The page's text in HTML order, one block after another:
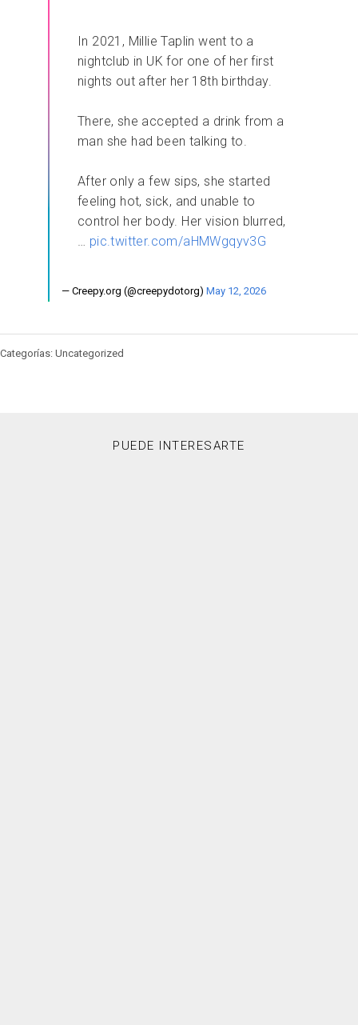
In 2021, Millie Taplin went to a
nightclub in UK for one of her first
nights out after her 18th birthday.
There, she accepted a drink from a
man she had been talking to.
After only a few sips, she started
feeling hot, sick, and unable to
control her body. Her vision blurred,
… pic.twitter.com/aHMWgqyv3G
— Creepy.org (@creepydotorg) May 12, 2026
Categorías: Uncategorized
PUEDE INTERESARTE